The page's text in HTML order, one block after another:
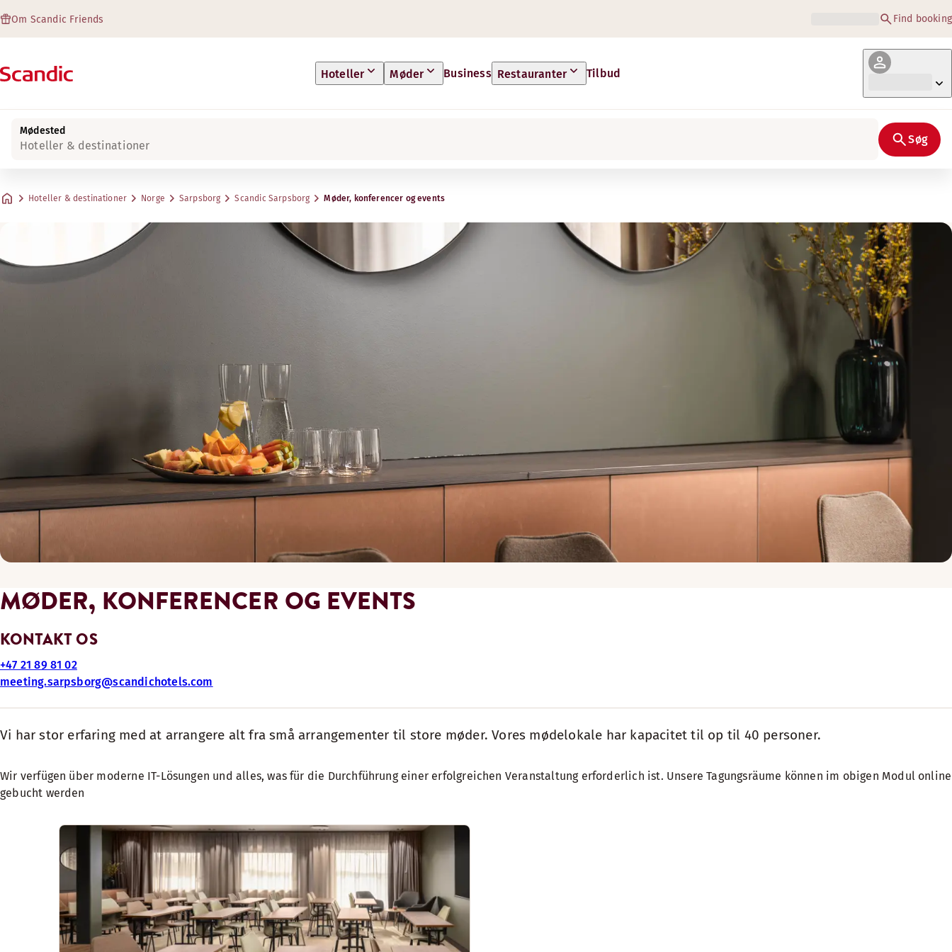
Om Scandic Friends Find booking
Hoteller Møder Business Restauranter Tilbud
Mødested
Hoteller & destinationer Søg
Hoteller & destinationer Norge Sarpsborg Scandic Sarpsborg Møder, konferencer og events
MØDER, KONFERENCER OG EVENTS
KONTAKT OS
+47 21 89 81 02
meeting.sarpsborg@scandichotels.com
Vi har stor erfaring med at arrangere alt fra små arrangementer til store møder. Vores mødelokale har kapacitet til op til 40 personer.
Wir verfügen über moderne IT-Lösungen und alles, was für die Durchführung einer erfolgreichen Veranstaltung erforderlich ist. Unsere Tagungsräume können im obigen Modul online
gebucht werden